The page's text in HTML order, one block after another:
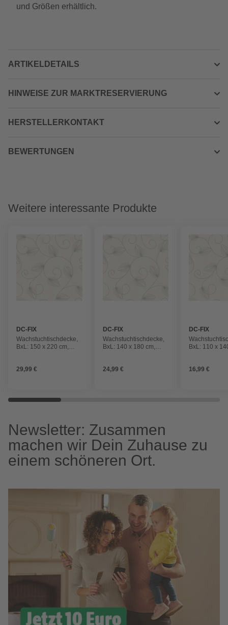
und Größen erhältlich.
ARTIKELDETAILS
HINWEISE ZUR MARKTRESERVIERUNG
HERSTELLERKONTAKT
BEWERTUNGEN
Weitere interessante Produkte
DC-FIX
Wachstuchtischdecke,
BxL: 150 x 220 cm,
29,99 €
DC-FIX
Wachstuchtischdecke,
BxL: 140 x 180 cm,
24,99 €
DC-FIX
BxL: 110 x
16,99 €
Newsletter: Zusammen
machen wir Dein Zuhause zu
einem schöneren Ort.